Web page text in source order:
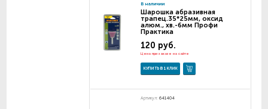
В наличии
Шарошка абразивная
трапец.35*25мм, оксид
алюм., хв.-6мм Профи
Практика
120 руб.
Цена при заказе на сайте
КУПИТЬ В 1 КЛИК
Артикул: 641404